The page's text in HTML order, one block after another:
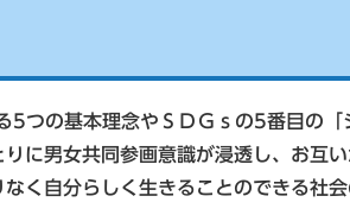
つの基本理念やＳＤＧｓの5番目の「
に男女共同参画意識が浸透し、お互
く自分らしく生きることのできる社